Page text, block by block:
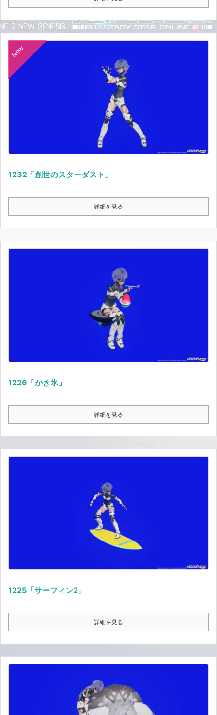
New
1232「創世のスターダスト」
詳細を見る
1226「かき氷」
詳細を見る
1225「サーフィン2」
詳細を見る